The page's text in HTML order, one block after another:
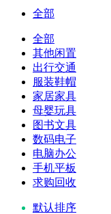
全部
全部
其他闲置
出行交通
服装鞋帽
家居家具
母婴玩具
图书文具
数码电子
电脑办公
手机平板
求购回收
默认排序